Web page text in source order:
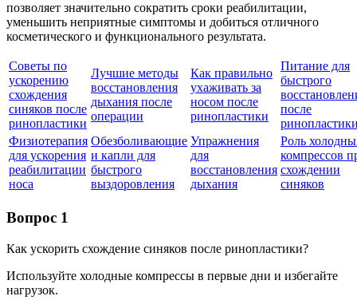
позволяет значительно сократить сроки реабилитации,
уменьшить неприятные симптомы и добиться отличного
косметического и функционального результата.
Советы по
ускорению
схождения
синяков после
ринопластики
Лучшие методы
восстановления
дыхания после
операции
Как правильно
ухаживать за
носом после
ринопластики
Питание для
быстрого
после
Физиотерапия
для ускорения
реабилитации
носа
Обезболивающие
и капли для
быстрого
выздоровления
Упражнения
для
восстановления
дыхания
Роль
компрессов
схождении
синяков
Вопрос 1
Как ускорить схождение синяков после ринопластики?
Используйте холодные компрессы в первые дни и избегайте
нагрузок.